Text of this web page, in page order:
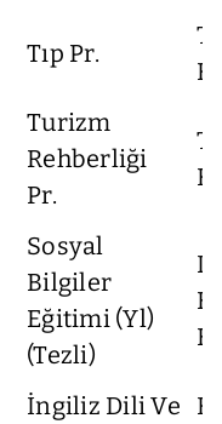
Tıp Pr.
Turizm
Rehberliği
Pr.
Sosyal
Bilgiler
Eğitimi (Yl)
(Tezli)
İngiliz Dili Ve